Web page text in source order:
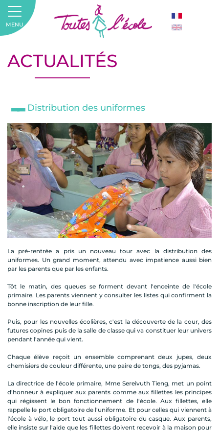
ACTUALITÉS
Distribution des uniformes
La pré-rentrée a pris un nouveau tour avec la distribution des
uniformes. Un grand moment, attendu avec impatience aussi bien
par les parents que par les enfants.
Tôt le matin, des queues se forment devant l'enceinte de l'école
primaire. Les parents viennent y consulter les listes qui confirment la
bonne inscription de leur fille.
Puis, pour les nouvelles écolières, c'est la découverte de la cour, des
futures copines puis de la salle de classe qui va constituer leur univers
pendant l'année qui vient.
Chaque élève reçoit un ensemble comprenant deux jupes, deux
chemisiers de couleur différente, une paire de tongs, des pyjamas.
La directrice de l'école primaire, Mme Sereivuth Tieng, met un point
d'honneur à expliquer aux parents comme aux fillettes les principes
qui régissent le bon fonctionnement de l'école. Aux fillettes, elle
rappelle le port obligatoire de l'uniforme. Et pour celles qui viennent à
l'école à vélo, le port tout aussi obligatoire du casque. Aux parents,
elle insiste sur l'aide que les fillettes doivent recevoir à la maison pour
MENU